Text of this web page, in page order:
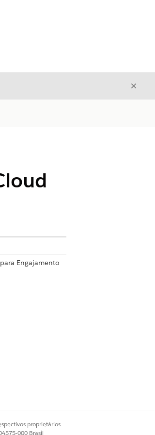
Fechar
Engajamento
proprietários.
000 Brasil